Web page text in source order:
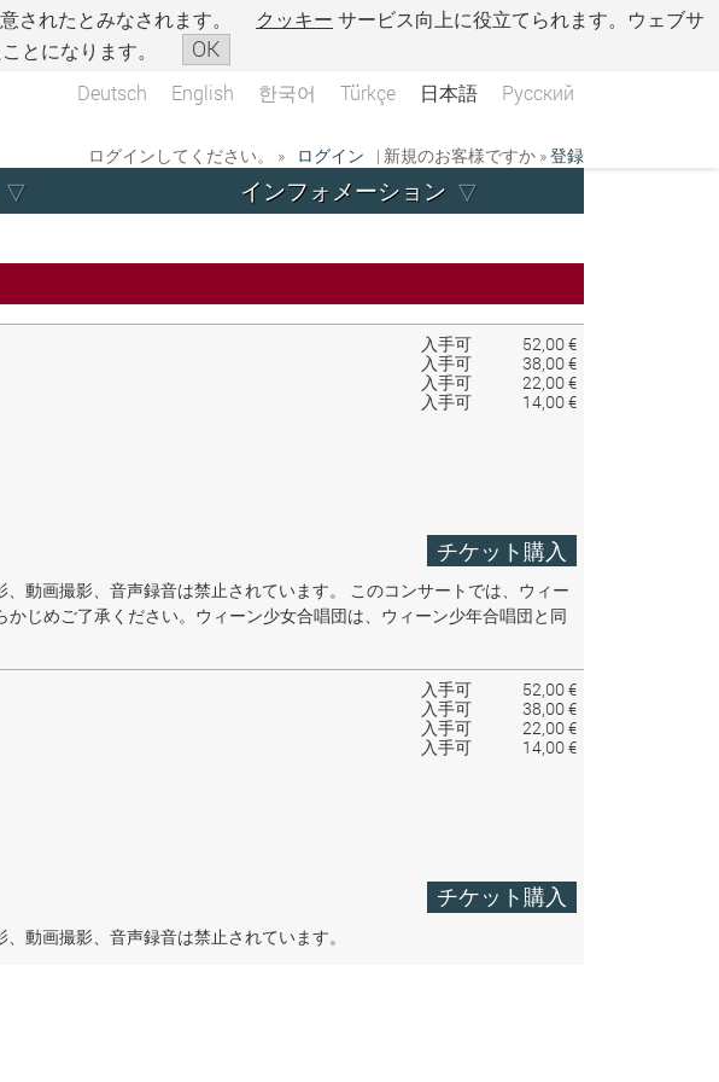
されたとみなされます。 クッキー サービス向上に役立てられます。ウェブサ
とになります。
OK
Deutsch English 한국어 Türkçe 日本語 Русский
ログインしてください。 » ログイン | 新規のお客様ですか »登録
インフォメーション
入手可
52,00 €
入手可
38,00 €
入手可
22,00 €
入手可
14,00 €
チケット購入
動画撮影、音声録音は禁止されています。 このコンサートでは、ウィー
じめご了承ください。ウィーン少女合唱団は、ウィーン少年合唱団と同
入手可
52,00 €
入手可
38,00 €
入手可
22,00 €
入手可
14,00 €
チケット購入
動画撮影、音声録音は禁止されています。